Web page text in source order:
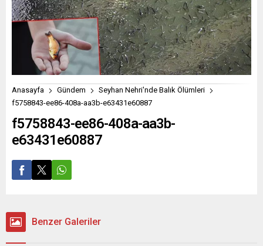
Anasayfa Gündem
Seyhan Nehri'nde Balık Ölümleri
f5758843-ee86-408a-aa3b-e63431e60887
f5758843-ee86-408a-aa3b-
e63431e60887
Benzer Galeriler